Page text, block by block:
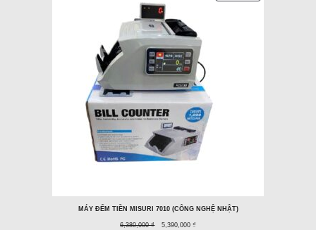
PHẨM
MÁY ĐẾM TIỀN MISURI 7010 (CÔNG NGHỆ NHẬT)
Giá
6,380,000 ₫
Giá5,390,000 ₫